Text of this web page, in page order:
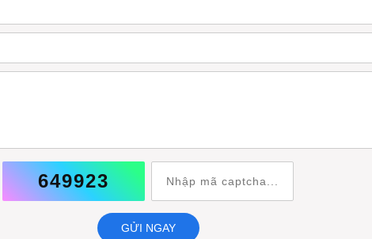
649923
GỬI NGAY